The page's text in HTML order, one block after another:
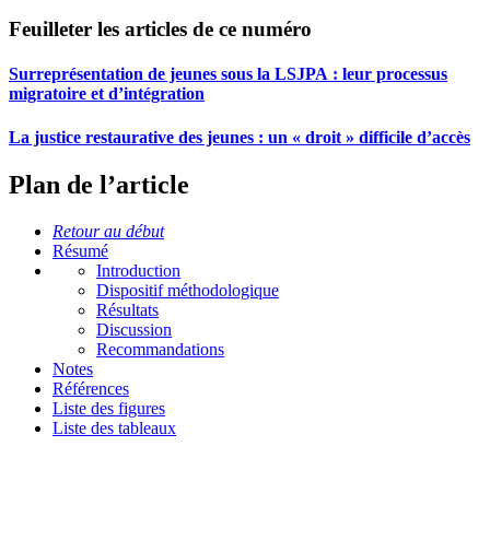
Feuilleter les articles de ce numéro
Surreprésentation de jeunes sous la LSJPA : leur processus
migratoire et d’intégration
La justice restaurative des jeunes : un « droit » difficile d’accès
Plan de l’article
Retour au début
Résumé
Introduction
Dispositif méthodologique
Résultats
Discussion
Recommandations
Notes
Références
Liste des figures
Liste des tableaux